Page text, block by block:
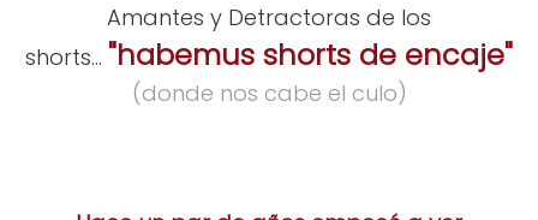
Amantes y Detractoras de los
shorts... "habemus shorts de encaje"
(donde nos cabe el culo)